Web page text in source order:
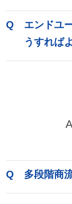
Q
エンドユ
うすれば
Q 多段階商